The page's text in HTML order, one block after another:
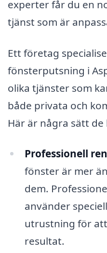
experter får du en
tjänst som är
Ett företag
fönsterputsning i
olika tjänster som
både privata och
Här är några sätt de
Professionell
fönster är mer
dem.
använder
utrustning för
resultat.